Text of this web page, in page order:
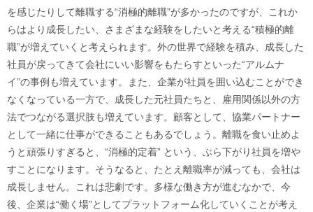
を感じたりして離職する“消極的離職”が多かったのですが、これか
らはより成長したい、さまざまな経験をしたいと考える“積極的離
職”が増えていくと考えられます。外の世界で経験を積み、成長した
社員が戻ってきて会社にいい影響をもたらすといった“アルムナ
イ”の事例も増えています。また、企業が社員を囲い込むことができ
なくなっている一方で、成長した元社員たちと、雇用関係以外の方
法でつながる選択肢も増えています。顧客として、協業パートナー
として一緒に仕事ができることもあるでしょう。離職を食い止めよ
うと頑張りすぎると、“消極的定着” という、ぶら下がり社員を増や
すことになります。そうなると、たとえ離職率が減っても、会社は
成長しません。これは悲劇です。多様な働き方が進むなかで、今
後、企業は“働く場”としてプラットフォーム化していくことが考え